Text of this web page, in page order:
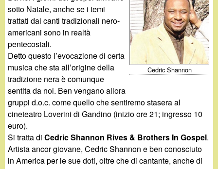
n
d
i
n
o
.
i
e
r
a
Cedric Shannon
sotto Natale, anche se i temi
trattati dai canti tradizionali nero-
americani sono in realtà
pentecostali.
Detto questo l’evocazione di certa
musica che sta all’origine della
tradizione nera è comunque
sentita da noi. Ben vengano allora
gruppi d.o.c. come quello che sentiremo stasera al
cineteatro Loverini di Gandino (inizio ore 21; ingresso 10
euro).
Si tratta diCedric Shannon Rives & Brothers In Gospel.
Artista ancor giovane, Cedric Shannon e ben conosciuto
in America per le sue doti, oltre che di cantante, anche di